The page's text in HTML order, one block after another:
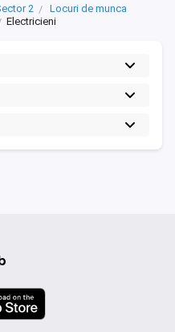
2
Locuri de munca
Electricieni